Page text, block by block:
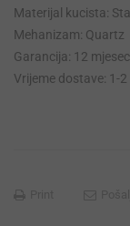
Materijal kucista:
Mehanizam: Quartz
Garancija: 12
Vrijeme dostave: 1-